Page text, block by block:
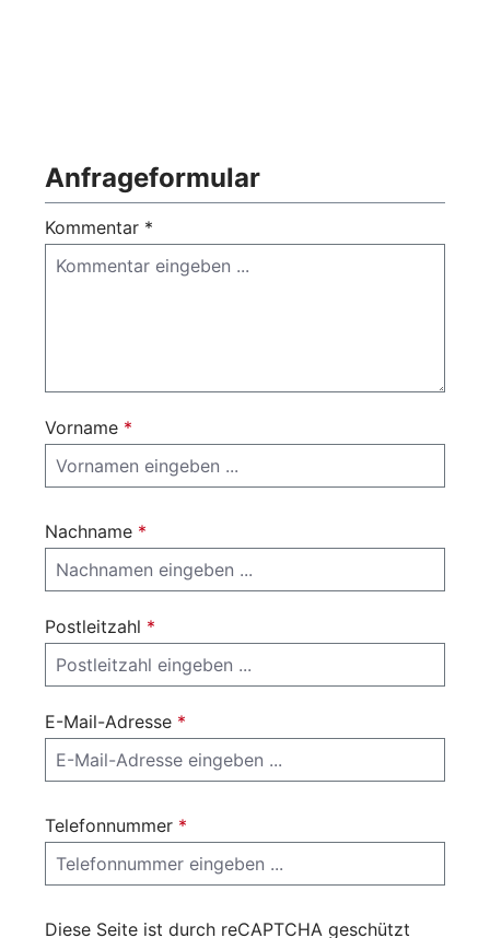
Anfrageformular
Kommentar *
Vorname *
Nachname *
Postleitzahl *
E-Mail-Adresse *
Telefonnummer *
Diese Seite ist durch reCAPTCHA geschützt